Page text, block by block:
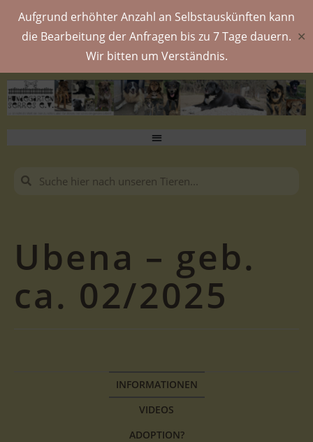
Aufgrund erhöhter Anzahl an Selbstauskünften kann
die Bearbeitung der Anfragen bis zu 7 Tage dauern.
Wir bitten um Verständnis.
✕
Ubena – geb.
ca. 02/2025
INFORMATIONEN
VIDEOS
ADOPTION?